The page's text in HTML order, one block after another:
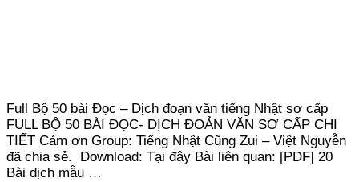
Full Bộ 50 bài Đọc – Dịch đoạn văn tiếng Nhật sơ cấp
FULL BỘ 50 BÀI ĐỌC- DỊCH ĐOẢN VĂN SƠ CẤP CHI
TIẾT Cảm ơn Group: Tiếng Nhật Cũng Zui – Việt Nguyễn
đã chia sẻ. Download: Tại đây Bài liên quan: [PDF] 20
Bài dịch mẫu …